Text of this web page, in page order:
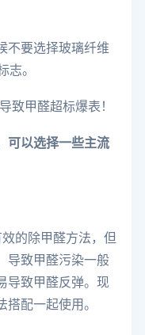
不要选择玻璃纤维
志。
可以选择一些主流
的除甲醛方法，但
导致甲醛污染一般
导致甲醛反弹。现
配一起使用。